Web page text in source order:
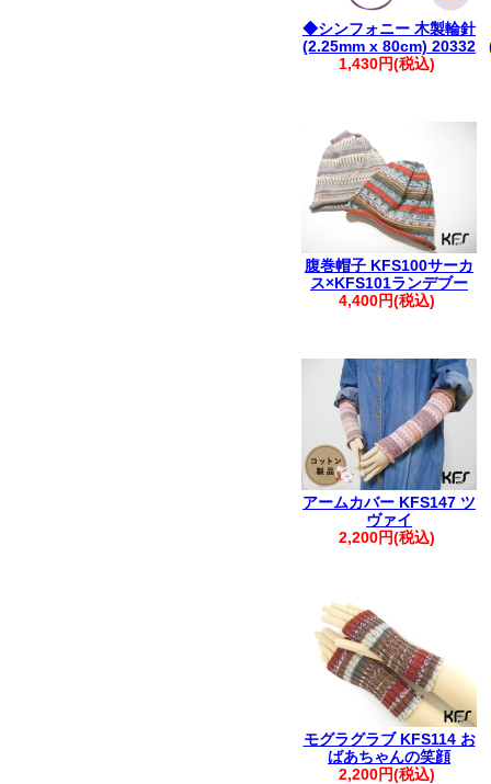
◆シンフォニー 木製輪針
(2.25mm x 80cm) 20332
1,430円(税込)
腹巻帽子 KFS100サーカ
ス×KFS101ランデブー
4,400円(税込)
アームカバー KFS147 ツ
ヴァイ
2,200円(税込)
モグラグラブ KFS114 お
ばあちゃんの笑顔
2,200円(税込)